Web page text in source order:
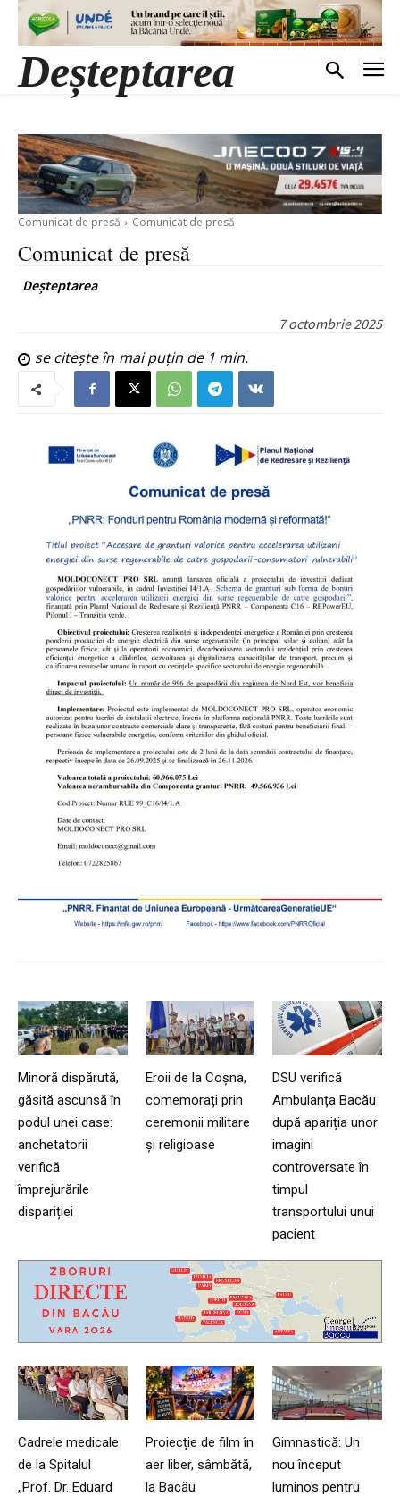
Deșteptarea
Comunicat de presă Comunicat de presă
Comunicat de presă
Deșteptarea
7 octombrie 2025
se citește în mai puțin de 1 min.
Minoră dispărută,
găsită ascunsă în
podul unei case:
anchetatorii
verifică
împrejurările
dispariției
Eroii de la Coșna,
comemorați prin
ceremonii militare
și religioase
DSU verifică
Ambulanța Bacău
după apariția unor
imagini
controversate în
timpul
transportului unui
pacient
Cadrele medicale
de la Spitalul
„Prof. Dr. Eduard
Proiecție de film în
aer liber, sâmbătă,
la Bacău
Gimnastică: Un
nou început
luminos pentru